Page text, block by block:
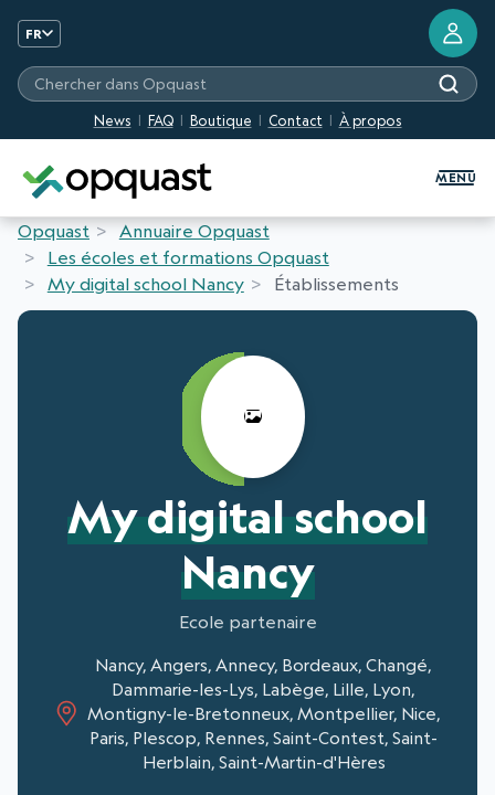
FR
News FAQ Boutique Contact À propos
Chercher dans Opquast
MENU
Opquast
Annuaire Opquast
Les écoles et formations Opquast
My digital school Nancy
Établissements
My digital school
Nancy
Ecole partenaire
Nancy, Angers, Annecy, Bordeaux, Changé,
Dammarie-les-Lys, Labège, Lille, Lyon,
Montigny-le-Bretonneux, Montpellier, Nice,
Paris, Plescop, Rennes, Saint-Contest, Saint-
Herblain, Saint-Martin-d'Hères